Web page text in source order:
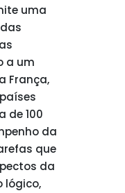
uma
a um
França,
de 100
da
que
da
lógico,